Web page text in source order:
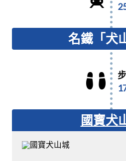
名鐵「犬
國寶犬